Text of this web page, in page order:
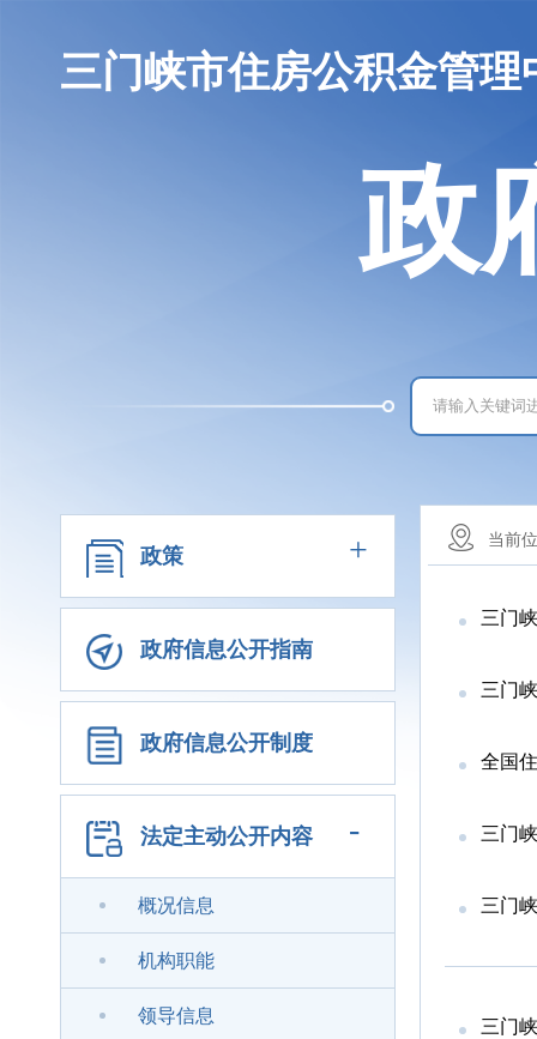
三门峡市住房公积金管理
政
政策 +
政府信息公开指南
政府信息公开制度
法定主动公开内容 -
概况信息
机构职能
领导信息
当前
三门
三门
全国
三门
三门
三门